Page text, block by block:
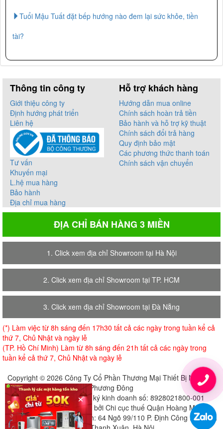
Tuổi Mậu Tuất đặt bếp hướng nào đem lại sức khỏe, tiền
tài?
Thông tin công ty
Giới thiệu công ty
Định hướng phát triển
Liên hệ
Tư vấn
Khuyến mại
L.hệ mua hàng
Bảo hành
Địa chỉ mua hàng
Hỗ trợ khách hàng
Hướng dẫn mua online
Chính sách hoàn trả tiền
Bảo hành và hỗ trợ kỹ thuật
Chính sách đổi trả hàng
Quy định bảo mật
Các phương thức thanh toán
Chính sách vận chuyển
ĐỊA CHỈ BÁN HÀNG 3 MIỀN
1. Click xem địa chỉ Showroom tại Hà Nội
2. Click xem địa chỉ Showroom tại TP. HCM
3. Click xem địa chỉ Showroom tại Đà Nẵng
(*) Làm việc từ 8h sáng đến 17h30 tất cả các ngày trong tuần kể cả
thứ 7, Chủ Nhật và ngày lễ
(TP. Hồ Chí Minh) Làm từ 8h sáng đến 21h tất cả các ngày trong
tuần kể cả thứ 7, Chủ Nhật và ngày lễ
Copyright © 2026 Công Ty Cổ Phần Thương Mại Thiết Bị Nội Thất
Phương Đông
Giấy chứng nhận đăng ký kinh doanh số: 8928021800-001
Cấp ngày 18-07-2018 bởi Chi cục thuế Quận Hoàng Mai
Địa chỉ đăng ký trụ sở chính: 64 Ngõ 99/110 P. Định Công Hạ, Định
×